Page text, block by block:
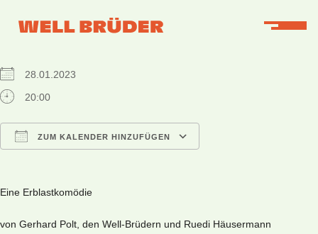
28.01.2023
20:00
ZUM KALENDER HINZUFÜGEN
Eine Erblastkomödie
von Gerhard Polt, den Well-Brüdern und Ruedi Häusermann